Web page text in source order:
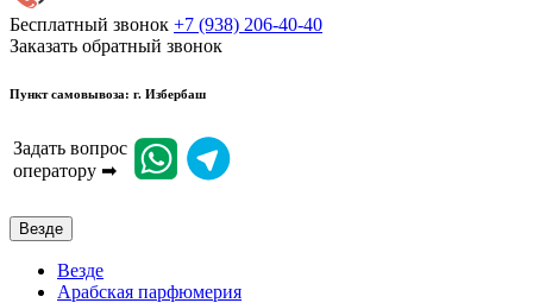
Бесплатный звонок +7 (938) 206-40-40
Заказать обратный звонок
Пункт самовывоза: г. Избербаш
Задать вопрос
оператору ➡
Везде
Везде
Арабская парфюмерия